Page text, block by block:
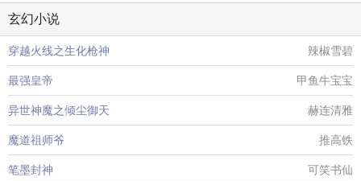
玄幻小说
穿越火线之生化枪神 辣椒雪碧
最强皇帝 甲鱼牛宝宝
异世神魔之倾尘御天 赫连清雅
魔道祖师爷 推高铁
笔墨封神 可笑书仙